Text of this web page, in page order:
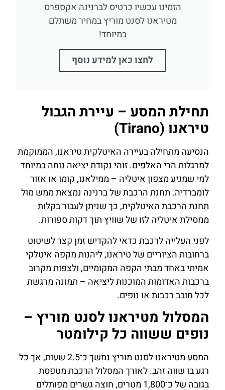
הזמינו עכשיו כרטיס לברנינה אקספרס
מטיראנו לסנט מוריץ במחיר משתלם
במיוחד!
לחצו כאן למידע נוסף
תחילת המסע – עיירת הגבול
טיראנו (Tirano)
הנסיעה מתחילה בעיירה האיטלקית טיראנו, הממוקמת
למרגלות הרי האלפים. זוהי נקודת יציאה נוחה במיוחד
למי שמגיע מצפון איטליה – ממילאנו, קומו או אזור
לומברדיה. תחנת הרכבת של ברנינה נמצאת ממש מול
תחנת הרכבת האיטלקית, כך שניתן לעבור בקלות
ממסילת איטליה לזו של שוויץ תוך דקות ספורות.
לפני העלייה לרכבת כדאי להקדיש זמן קצר לשיטוט
ברחובות הציוריים של טיראנו, ליהנות מקפה איטלקי
אמיתי באחד מבתי הקפה המקומיים, ולצפות מקרוב
ברכבות האדומות המוכנות ליציאה – תמונה מרגשת
לכל חובב רכבות או נופים.
המסלול מטיראנו לסנט מוריץ –
נופים ששווה כל קילומטר
המסע מטיראנו לסנט מוריץ נמשך כ־2.5 שעות, אך כל
רגע בו שווה זהב. לאורך המסלול הרכבת מטפסת
בגובה של כ־1,800 מטרים, חוצה גשרים מפותלים